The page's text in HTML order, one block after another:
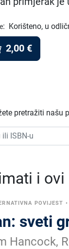
: Korišteno, u
2,00 €
pretražiti
i
POVIJEST •
sveti
Hancock,